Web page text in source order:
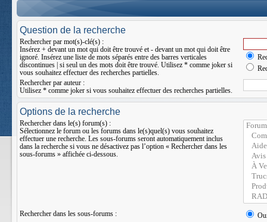
Question de la recherche
Rechercher par mot(s)-clé(s) :
Insérez + devant un mot qui doit être trouvé et- devant un mot qui doit être
ignoré. Insérez une liste de mots séparés entre des barres verticales
discontinues si seul un des mots doit être trouvé. Utilisez * comme joker si
vous souhaitez effectuer des recherches partielles.
Rechercher par auteur :
Utilisez * comme joker si vous souhaitez effectuer des recherches partielles.
Options de la recherche
Rechercher dans le(s) forum(s) :
Sélectionnez le forum ou les forums dans le(s)quel(s) vous souhaitez
effectuer une recherche. Les sous-forums seront automatiquement inclus
dans la recherche si vous ne désactivez pas l’option « Rechercher dans les
sous-forums » affichée ci-dessous.
Rechercher dans les sous-forums :